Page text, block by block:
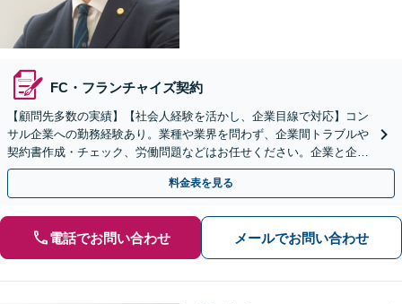
FC・フランチャイズ契約
【顧問先多数の実績】【社会人経験を活かし、企業目線で対応】コン
サル企業への勤務経験あり。業種や業界を問わず、企業間トラブルや
契約書作成・チェック、労働問題などはお任せください。企業と企業
の連携をつなぐ「橋渡し役」として、企業の発展をサポート
料金表を見る
電話でお問い合わせ メールでお問い合わせ